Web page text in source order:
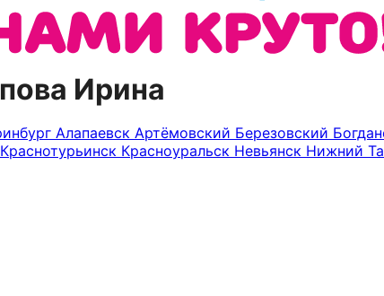
Ирина
Алапаевск Артёмовский Березовский
Краснотурьинск Красноуральск Невьянск Нижний